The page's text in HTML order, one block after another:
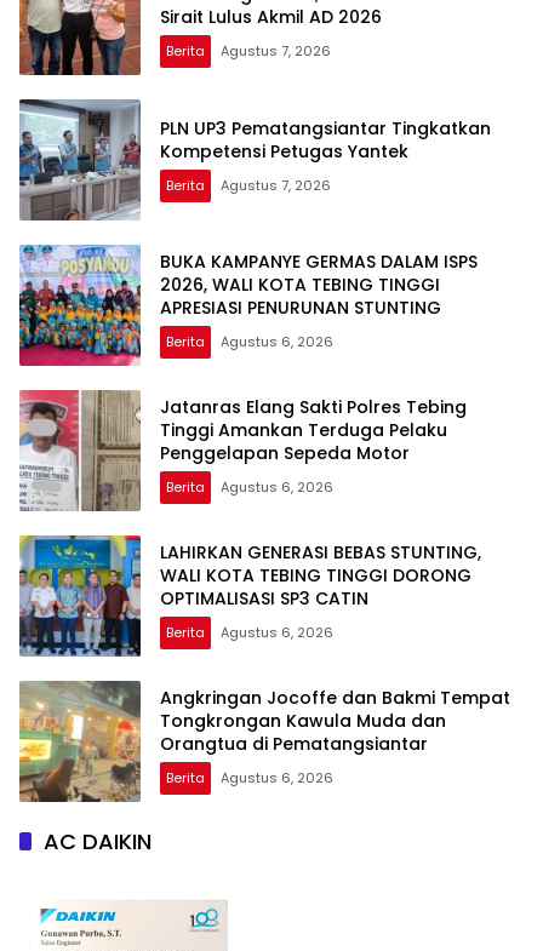
Sirait Lulus Akmil AD 2026
Berita Agustus 7, 2026
PLN UP3 Pematangsiantar Tingkatkan
Kompetensi Petugas Yantek
Berita Agustus 7, 2026
BUKA KAMPANYE GERMAS DALAM ISPS
2026, WALI KOTA TEBING TINGGI
APRESIASI PENURUNAN STUNTING
Berita Agustus 6, 2026
Jatanras Elang Sakti Polres Tebing
Tinggi Amankan Terduga Pelaku
Penggelapan Sepeda Motor
Berita Agustus 6, 2026
LAHIRKAN GENERASI BEBAS STUNTING,
WALI KOTA TEBING TINGGI DORONG
OPTIMALISASI SP3 CATIN
Berita Agustus 6, 2026
Angkringan Jocoffe dan Bakmi Tempat
Tongkrongan Kawula Muda dan
Orangtua di Pematangsiantar
Berita Agustus 6, 2026
AC DAIKIN